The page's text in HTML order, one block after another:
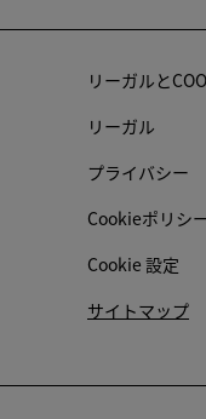
リーガルと
リーガル
プライバシー
Cookieポリシ
Cookie 設定
サイトマップ